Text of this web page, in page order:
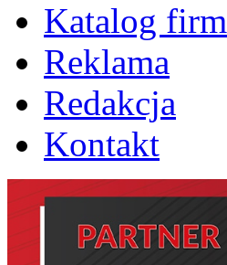
Katalog firm
Reklama
Redakcja
Kontakt